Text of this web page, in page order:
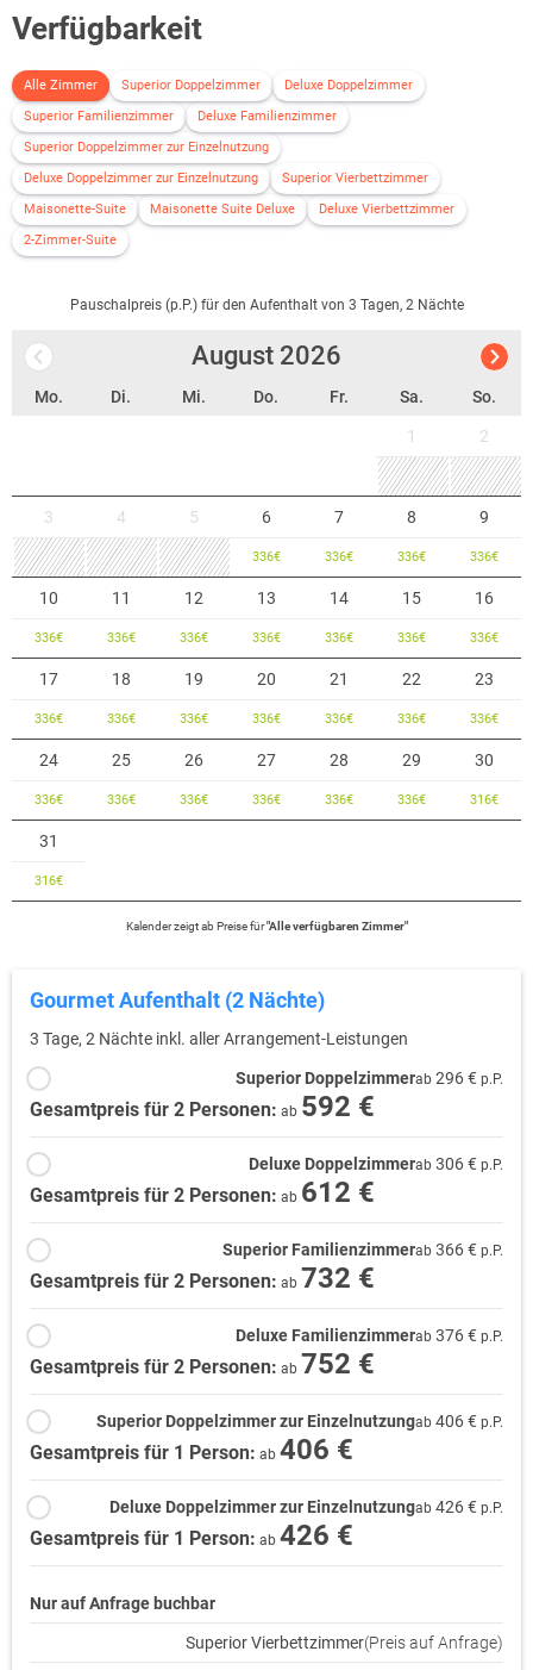
Verfügbarkeit
Alle Zimmer Superior Doppelzimmer
Deluxe Doppelzimmer
Superior Familienzimmer
Deluxe Familienzimmer
Superior Doppelzimmer zur Einzelnutzung
Deluxe Doppelzimmer zur Einzelnutzung
Superior Vierbettzimmer
Maisonette-Suite
Maisonette Suite Deluxe
Deluxe Vierbettzimmer
2-Zimmer-Suite
Pauschalpreis (p.P.) für den Aufenthalt von 3 Tagen, 2 Nächte
August 2026
Mo. Di. Mi. Do. Fr. Sa. So.
1 2
3 4 5 6
336€
7
336€
8
336€
9
336€
10
336€
11
336€
12
336€
13
336€
14
336€
15
336€
16
336€
17
336€
18
336€
19
336€
20
336€
21
336€
22
336€
23
336€
24
336€
25
336€
26
336€
27
336€
28
336€
29
336€
30
316€
31
316€
Kalender zeigtab Preise für"Alle verfügbaren Zimmer"
Gourmet Aufenthalt (2 Nächte)
3 Tage, 2 Nächte inkl. aller Arrangement-Leistungen
Superior Doppelzimmerab 296 € p.P.
Gesamtpreis für 2 Personen: ab 592 €
Deluxe Doppelzimmerab 306 € p.P.
Gesamtpreis für 2 Personen: ab 612 €
Superior Familienzimmerab 366 € p.P.
Gesamtpreis für 2 Personen: ab 732 €
Deluxe Familienzimmerab 376 € p.P.
Gesamtpreis für 2 Personen: ab 752 €
Superior Doppelzimmer zur Einzelnutzungab 406 € p.P.
Gesamtpreis für 1 Person: ab 406 €
Deluxe Doppelzimmer zur Einzelnutzungab 426 € p.P.
Gesamtpreis für 1 Person: ab 426 €
Nur auf Anfrage buchbar
Superior Vierbettzimmer(Preis auf Anfrage)